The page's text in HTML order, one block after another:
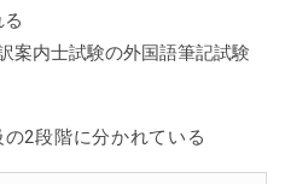
案内士試験の外国語筆記試験
2段階に分かれている